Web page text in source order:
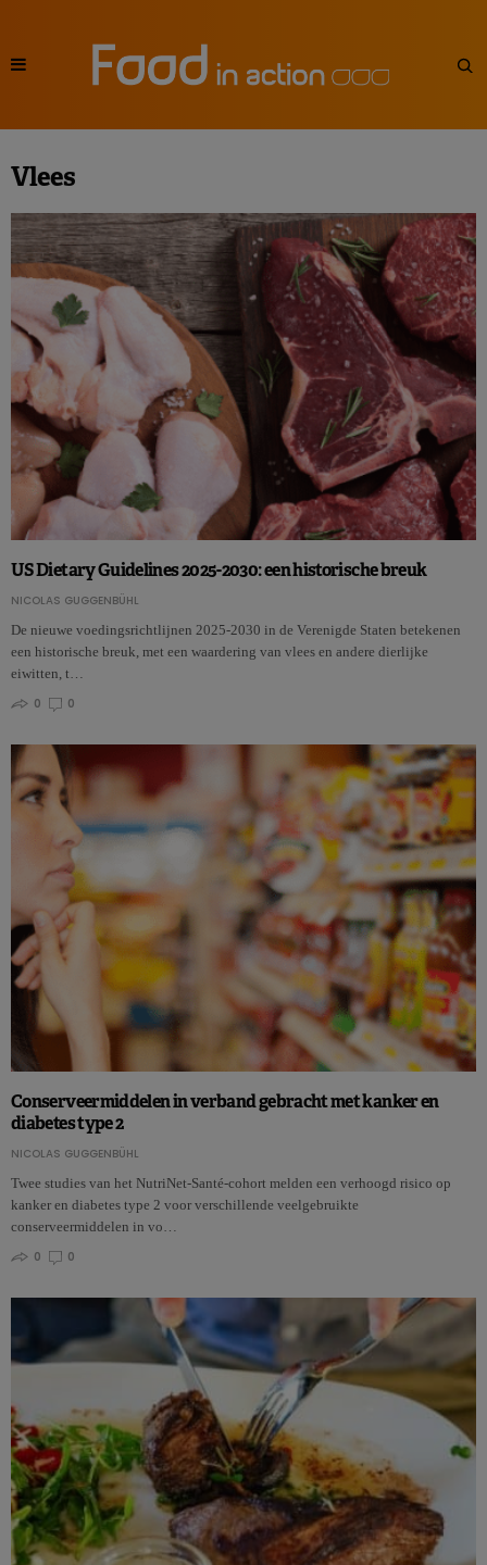
Vlees
US Dietary Guidelines 2025-2030: een historische breuk
NICOLAS GUGGENBÜHL
De nieuwe voedingsrichtlijnen 2025-2030 in de Verenigde Staten betekenen
een historische breuk, met een waardering van vlees en andere dierlijke
eiwitten, t…
0
0
Conserveermiddelen in verband gebracht met kanker en
diabetes type 2
NICOLAS GUGGENBÜHL
Twee studies van het NutriNet-Santé-cohort melden een verhoogd risico op
kanker en diabetes type 2 voor verschillende veelgebruikte
conserveermiddelen in vo…
0
0